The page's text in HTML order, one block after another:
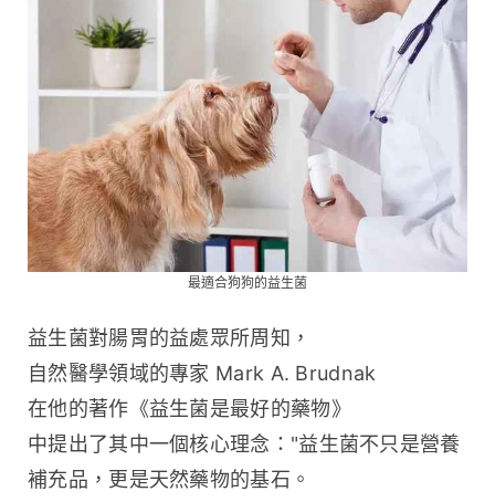
最適合狗狗的益生菌
益生菌對腸胃的益處眾所周知，
自然醫學領域的專家 Mark A. Brudnak
在他的著作《益生菌是最好的藥物》
中提出了其中一個核心理念："益生菌不只是營養
補充品，更是天然藥物的基石。